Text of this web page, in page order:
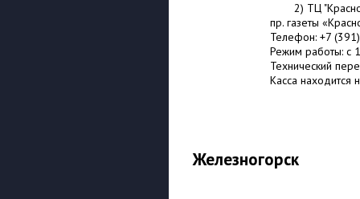
2) ТЦ
пр. газеты
Телефон: +7
Режим работы: с
Технический
Касса находится
Железногорск